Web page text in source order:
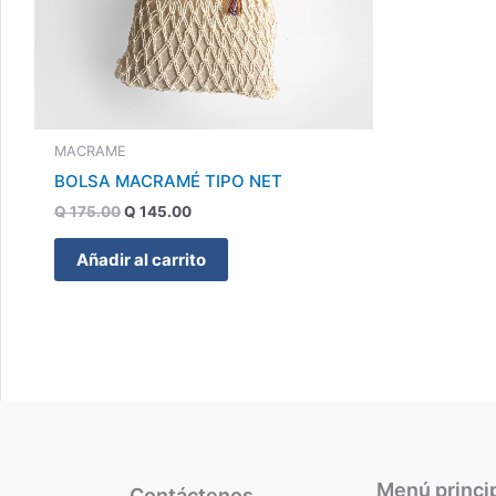
MACRAME
BOLSA MACRAMÉ TIPO NET
Q175.00Q 145.00
Añadir al carrito
Menú